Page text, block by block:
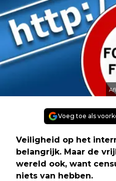
Voeg toe als
Veiligheid op het
belangrijk. Maar de
wereld ook, want
niets van hebben.